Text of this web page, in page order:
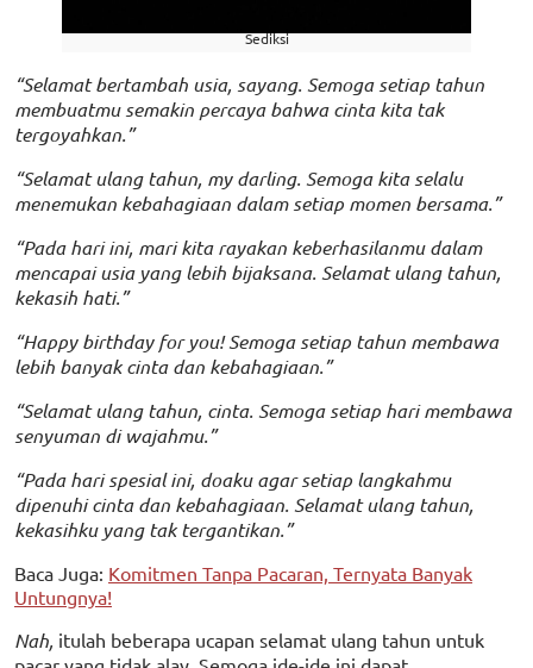
Sediksi
“Selamat bertambah usia, sayang. Semoga setiap tahun
membuatmu semakin percaya bahwa cinta kita tak
tergoyahkan.”
“Selamat ulang tahun, my darling. Semoga kita selalu
menemukan kebahagiaan dalam setiap momen bersama.”
“Pada hari ini, mari kita rayakan keberhasilanmu dalam
mencapai usia yang lebih bijaksana. Selamat ulang tahun,
kekasih hati.”
“Happy birthday for you! Semoga setiap tahun membawa
lebih banyak cinta dan kebahagiaan.”
“Selamat ulang tahun, cinta. Semoga setiap hari membawa
senyuman di wajahmu.”
“Pada hari spesial ini, doaku agar setiap langkahmu
dipenuhi cinta dan kebahagiaan. Selamat ulang tahun,
kekasihku yang tak tergantikan.”
Baca Juga: Komitmen Tanpa Pacaran, Ternyata Banyak
Untungnya!
Nah, itulah beberapa ucapan selamat ulang tahun untuk